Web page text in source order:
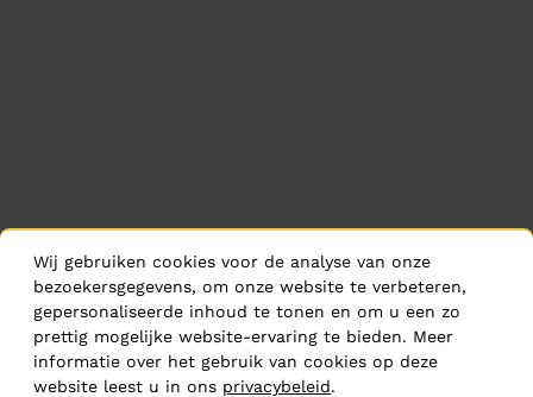
Wij gebruiken cookies voor de analyse van onze
bezoekersgegevens, om onze website te verbeteren,
gepersonaliseerde inhoud te tonen en om u een zo
prettig mogelijke website-ervaring te bieden. Meer
informatie over het gebruik van cookies op deze
website leest u in ons privacybeleid.